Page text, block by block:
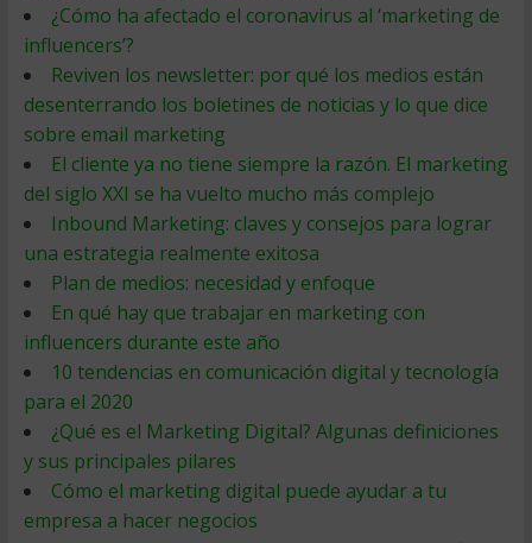
¿Cómo ha afectado el coronavirus al ‘marketing de
influencers’?
Reviven los newsletter: por qué los medios están
desenterrando los boletines de noticias y lo que dice
sobre email marketing
El cliente ya no tiene siempre la razón. El marketing
del siglo XXI se ha vuelto mucho más complejo
Inbound Marketing: claves y consejos para lograr
una estrategia realmente exitosa
Plan de medios: necesidad y enfoque
En qué hay que trabajar en marketing con
influencers durante este año
10 tendencias en comunicación digital y tecnología
para el 2020
¿Qué es el Marketing Digital? Algunas definiciones
y sus principales pilares
Cómo el marketing digital puede ayudar a tu
empresa a hacer negocios